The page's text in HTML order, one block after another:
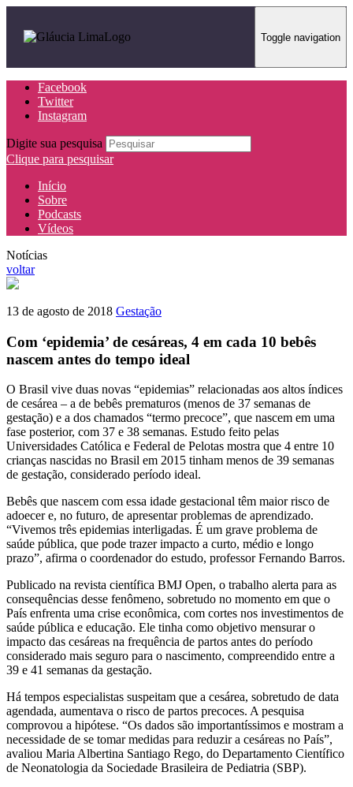
Toggle navigation
Facebook
Twitter
Instagram
Digite sua pesquisa
Clique para pesquisar
Início
Sobre
Podcasts
Vídeos
Notícias
voltar
13 de agosto de 2018 Gestação
Com ‘epidemia’ de cesáreas, 4 em cada 10 bebês
nascem antes do tempo ideal
O Brasil vive duas novas “epidemias” relacionadas aos altos índices
de cesárea – a de bebês prematuros (menos de 37 semanas de
gestação) e a dos chamados “termo precoce”, que nascem em uma
fase posterior, com 37 e 38 semanas. Estudo feito pelas
Universidades Católica e Federal de Pelotas mostra que 4 entre 10
crianças nascidas no Brasil em 2015 tinham menos de 39 semanas
de gestação, considerado período ideal.
Bebês que nascem com essa idade gestacional têm maior risco de
adoecer e, no futuro, de apresentar problemas de aprendizado.
“Vivemos três epidemias interligadas. É um grave problema de
saúde pública, que pode trazer impacto a curto, médio e longo
prazo”, afirma o coordenador do estudo, professor Fernando Barros.
Publicado na revista científica BMJ Open, o trabalho alerta para as
consequências desse fenômeno, sobretudo no momento em que o
País enfrenta uma crise econômica, com cortes nos investimentos de
saúde pública e educação. Ele tinha como objetivo mensurar o
impacto das cesáreas na frequência de partos antes do período
considerado mais seguro para o nascimento, compreendido entre a
39 e 41 semanas da gestação.
Há tempos especialistas suspeitam que a cesárea, sobretudo de data
agendada, aumentava o risco de partos precoces. A pesquisa
comprovou a hipótese. “Os dados são importantíssimos e mostram a
necessidade de se tomar medidas para reduzir a cesáreas no País”,
avaliou Maria Albertina Santiago Rego, do Departamento Científico
de Neonatologia da Sociedade Brasileira de Pediatria (SBP).